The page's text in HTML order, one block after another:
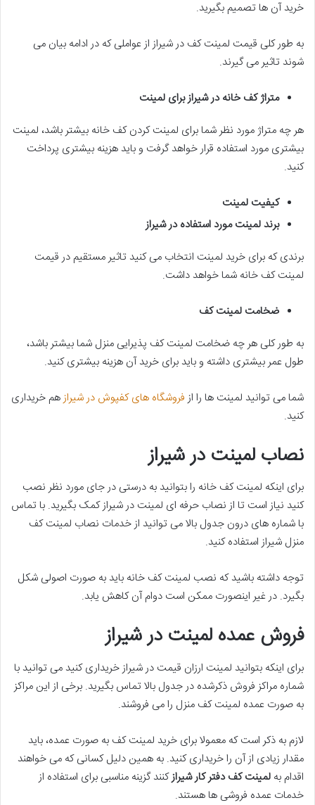
خرید آن ها تصمیم بگیرید.
به طور کلی قیمت لمینت کف در شیراز از عواملی که در ادامه بیان می
شوند تاثیر می گیرند.
متراژ کف خانه در شیراز برای لمینت
هر چه متراژ مورد نظر شما برای لمینت کردن کف خانه بیشتر باشد، لمینت
بیشتری مورد استفاده قرار خواهد گرفت و باید هزینه بیشتری پرداخت
کنید.
کیفیت لمینت
برند لمینت مورد استفاده در شیراز
برندی که برای خرید لمینت انتخاب می کنید تاثیر مستقیم در قیمت
لمینت کف خانه شما خواهد داشت.
ضخامت لمینت کف
به طور کلی هر چه ضخامت لمینت کف پذیرایی منزل شما بیشتر باشد،
طول عمر بیشتری داشته و باید برای خرید آن هزینه بیشتری کنید.
شما می توانید لمینت ها را از فروشگاه های کفپوش در شیرازهم خریداری
کنید.
نصاب لمینت در شیراز
برای اینکه لمینت کف خانه را بتوانید به درستی در جای مورد نظر نصب
کنید نیاز است تا از نصاب حرفه ای لمینت در شیراز کمک بگیرید. با تماس
با شماره های درون جدول بالا می توانید از خدمات نصاب لمینت کف
منزل شیراز استفاده کنید.
توجه داشته باشید که نصب لمینت کف خانه باید به صورت اصولی شکل
بگیرد. در غیر اینصورت ممکن است دوام آن کاهش یابد.
فروش عمده لمینت در شیراز
برای اینکه بتوانید لمینت ارزان قیمت در شیراز خریداری کنید می توانید با
شماره مراکز فروش ذکرشده در جدول بالا تماس بگیرید. برخی از این مراکز
به صورت عمده لمینت کف منزل را می فروشند.
لازم به ذکر است که معمولا برای خرید لمینت کف به صورت عمده، باید
مقدار زیادی از آن را خریداری کنید. به همین دلیل کسانی که می خواهند
اقدام به لمینت کف دفتر کار شیرازکنند گزینه مناسبی برای استفاده از
خدمات عمده فروشی ها هستند.